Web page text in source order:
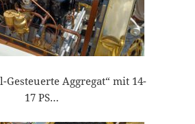
Gesteuerte Aggregat“ mit 14-
17 PS…